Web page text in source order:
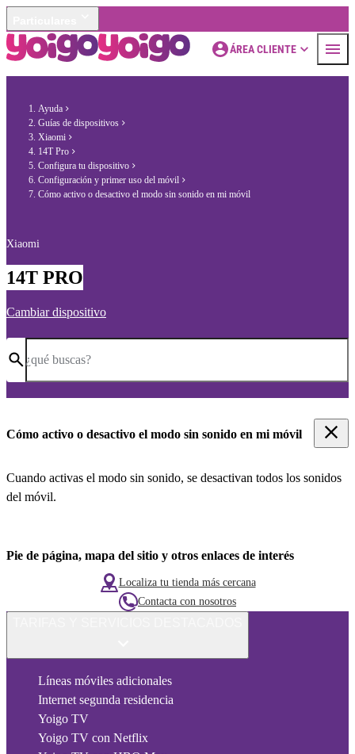
ÁREA CLIENTE
Ayuda
Guías de dispositivos
Xiaomi
14T Pro
Configura tu dispositivo
Configuración y primer uso del móvil
Cómo activo o desactivo el modo sin sonido en mi móvil
Xiaomi
14T PRO
Cambiar dispositivo
¿qué buscas?
Cómo activo o desactivo el modo sin sonido en mi móvil
Cuando activas el modo sin sonido, se desactivan todos los sonidos
del móvil.
Pie de página, mapa del sitio y otros enlaces de interés
Localiza tu tienda más cercana
Contacta con nosotros
Líneas móviles adicionales
Internet segunda residencia
Yoigo TV
Yoigo TV con Netflix